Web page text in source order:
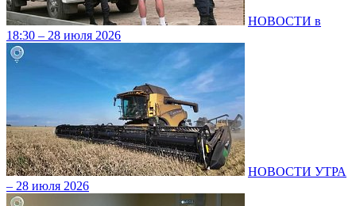
НОВОСТИ в
18:30 – 28 июля 2026
НОВОСТИ УТРА
– 28 июля 2026